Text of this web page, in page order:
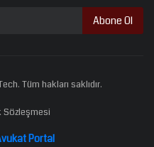
Abone Ol
Tüm hakları saklıdır.
Sözleşmesi
Portal